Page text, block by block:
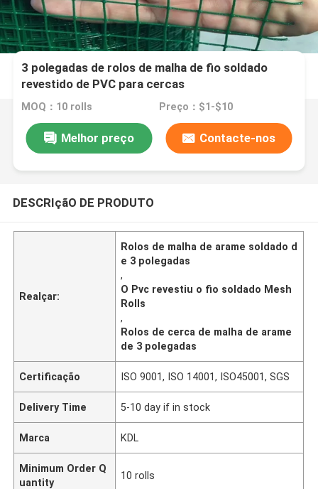
3 polegadas de rolos de malha de fio soldado
revestido de PVC para cercas
MOQ：10 rolls Preço：$1-$10
Melhor preço Contacte-nos
DESCRIçãO DE PRODUTO
Realçar:
Rolos de malha de arame soldado d
e 3 polegadas
,
O Pvc revestiu o fio soldado Mesh
Rolls
,
Rolos de cerca de malha de arame
de 3 polegadas
Certificação ISO 9001, ISO 14001, ISO45001, SGS
Delivery Time 5-10 day if in stock
Marca KDL
Minimum Order Q
uantity
10 rolls